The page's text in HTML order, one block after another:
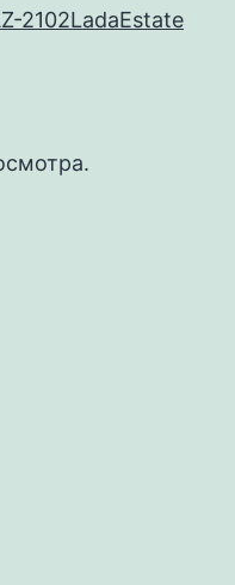
2102LadaEstate